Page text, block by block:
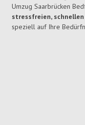
Umzug Saarbrücken
stressfreien,
speziell auf Ihre